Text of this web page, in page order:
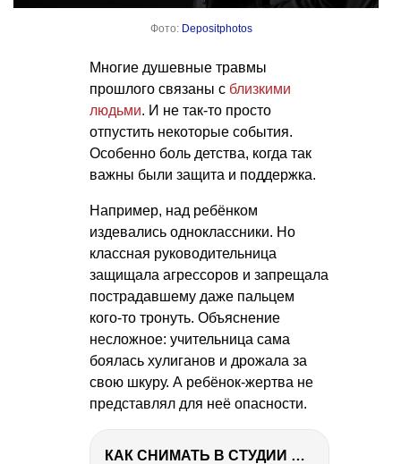
Фото: Depositphotos
Многие душевные травмы
прошлого связаны с близкими
людьми. И не так-то просто
отпустить некоторые события.
Особенно боль детства, когда так
важны были защита и поддержка.
Например, над ребёнком
издевались одноклассники. Но
классная руководительница
защищала агрессоров и запрещала
пострадавшему даже пальцем
кого-то тронуть. Объяснение
несложное: учительница сама
боялась хулиганов и дрожала за
свою шкуру. А ребёнок-жертва не
представлял для неё опасности.
КАК СНИМАТЬ В СТУДИИ СО ВСПЫШКАМИ